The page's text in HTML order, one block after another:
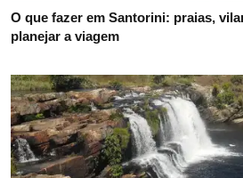
O que fazer em Santorini: praias,
planejar a viagem